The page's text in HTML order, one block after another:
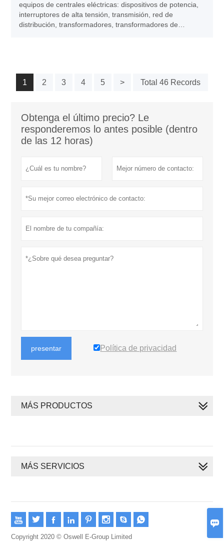

equipos de centrales eléctricas: dispositivos de potencia,
interruptores de alta tensión, transmisión, red de
distribución, transformadores, transformadores de
electrónicos y de medición, etc.
1 2 3 4 5 > Total 46 Records
Obtenga el último precio? Le
responderemos lo antes posible (dentro
de las 12 horas)
presentar Política de privacidad
MÁS PRODUCTOS
MÁS SERVICIOS
       
Copyright 2020 © Oswell E-Group Limited